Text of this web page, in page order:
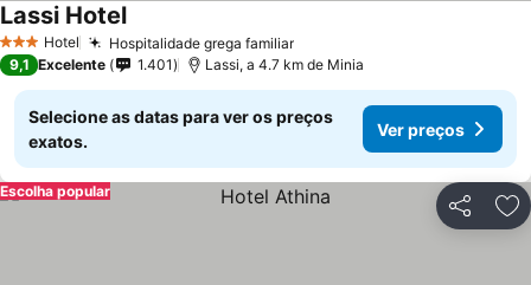
3 EstrelasHotel Hospitalidade grega familiarVer preços
Lassi HotelVer preços
9,1 Excelente 1.401 Lassi, a 4.7 km de Minia
Selecione as datas para ver os preços
exatos.
Ver preços
Partilhar
Escolha popular